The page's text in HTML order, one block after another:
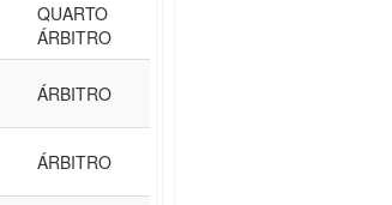
QUARTO
ÁRBITRO
ÁRBITRO
ÁRBITRO